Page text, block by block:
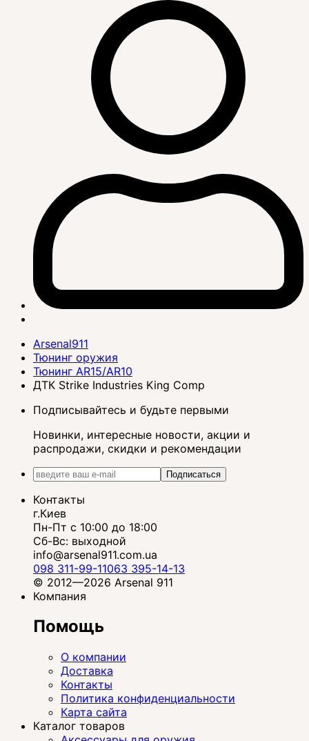
Arsenal911
Тюнинг оружия
Тюнинг AR15/AR10
ДТК Strike Industries King Comp
Подписывайтесь и будьте первыми
Новинки, интересные новости, акции и
распродажи, скидки и рекомендации
Подписаться
Контакты
г.Киев
Пн-Пт с 10:00 до 18:00
Сб-Вс: выходной
info@arsenal911.com.ua
098 311-99-11063 395-14-13
© 2012—2026 Arsenal 911
Компания
Помощь
О компании
Доставка
Контакты
Политика конфиденциальности
Карта сайта
Каталог товаров